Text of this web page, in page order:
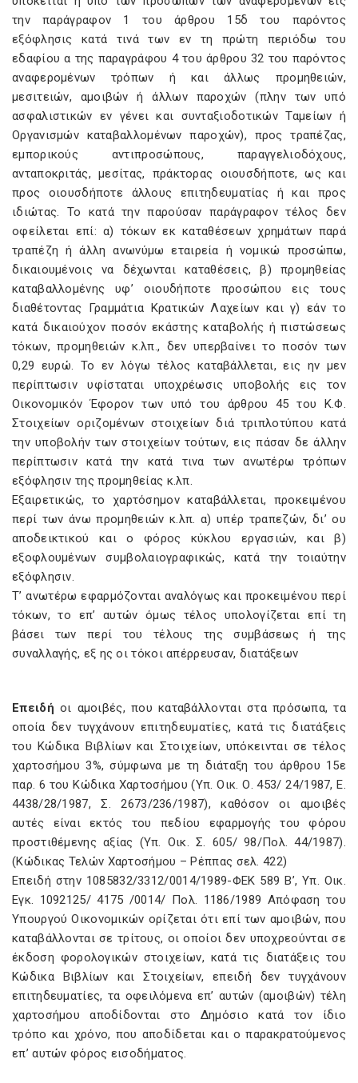
την παράγραφον 1 του άρθρου 15δ του παρόντος
εξόφλησις κατά τινά των εν τη πρώτη περιόδω του
εδαφίου α της παραγράφου 4 του άρθρου 32 του παρόντος
αναφερομένων τρόπων ή και άλλως προμηθειών,
μεσιτειών, αμοιβών ή άλλων παροχών (πλην των υπό
ασφαλιστικών εν γένει και συνταξιοδοτικών Ταμείων ή
Οργανισμών καταβαλλομένων παροχών), προς τραπέζας,
εμπορικούς αντιπροσώπους, παραγγελιοδόχους,
ανταποκριτάς, μεσίτας, πράκτορας οιουσδήποτε, ως και
προς οιουσδήποτε άλλους επιτηδευματίας ή και προς
ιδιώτας. Το κατά την παρούσαν παράγραφον τέλος δεν
οφείλεται επί: α) τόκων εκ καταθέσεων χρημάτων παρά
τραπέζη ή άλλη ανωνύμω εταιρεία ή νομικώ προσώπω,
δικαιουμένοις να δέχωνται καταθέσεις, β) προμηθείας
καταβαλλομένης υφ’ οιουδήποτε προσώπου εις τους
διαθέτοντας Γραμμάτια Κρατικών Λαχείων και γ) εάν το
κατά δικαιούχον ποσόν εκάστης καταβολής ή πιστώσεως
τόκων, προμηθειών κ.λπ., δεν υπερβαίνει το ποσόν των
0,29 ευρώ. Το εν λόγω τέλος καταβάλλεται, εις ην μεν
περίπτωσιν υφίσταται υποχρέωσις υποβολής εις τον
Οικονομικόν Έφορον των υπό του άρθρου 45 του Κ.Φ.
Στοιχείων οριζομένων στοιχείων διά τριπλοτύπου κατά
την υποβολήν των στοιχείων τούτων, εις πάσαν δε άλλην
περίπτωσιν κατά την κατά τινα των ανωτέρω τρόπων
εξόφλησιν της προμηθείας κ.λπ.
Εξαιρετικώς, το χαρτόσημον καταβάλλεται, προκειμένου
περί των άνω προμηθειών κ.λπ. α) υπέρ τραπεζών, δι’ ου
αποδεικτικού και ο φόρος κύκλου εργασιών, και β)
εξοφλουμένων συμβολαιογραφικώς, κατά την τοιαύτην
εξόφλησιν.
Τ’ ανωτέρω εφαρμόζονται αναλόγως και προκειμένου περί
τόκων, το επ’ αυτών όμως τέλος υπολογίζεται επί τη
βάσει των περί του τέλους της συμβάσεως ή της
συναλλαγής, εξ ης οι τόκοι απέρρευσαν, διατάξεων
Επειδή οι αμοιβές, που καταβάλλονται στα πρόσωπα, τα
οποία δεν τυγχάνουν επιτηδευματίες, κατά τις διατάξεις
του Κώδικα Βιβλίων και Στοιχείων, υπόκεινται σε τέλος
χαρτοσήμου 3%, σύμφωνα με τη διάταξη του άρθρου 15ε
παρ. 6 του Κώδικα Χαρτοσήμου (Υπ. Οικ. Ο. 453/ 24/1987, Ε.
4438/28/1987, Σ. 2673/236/1987), καθόσον οι αμοιβές
αυτές είναι εκτός του πεδίου εφαρμογής του φόρου
προστιθέμενης αξίας (Υπ. Οικ. Σ. 605/ 98/Πολ. 44/1987).
(Κώδικας Τελών Χαρτοσήμου – Ρέππας σελ. 422)
Επειδή στην 1085832/3312/0014/1989-ΦΕΚ 589 Β’, Υπ. Οικ.
Εγκ. 1092125/ 4175 /0014/ Πολ. 1186/1989 Απόφαση του
Υπουργού Οικονομικών ορίζεται ότι επί των αμοιβών, που
καταβάλλονται σε τρίτους, οι οποίοι δεν υποχρεούνται σε
έκδοση φορολογικών στοιχείων, κατά τις διατάξεις του
Κώδικα Βιβλίων και Στοιχείων, επειδή δεν τυγχάνουν
επιτηδευματίες, τα οφειλόμενα επ’ αυτών (αμοιβών) τέλη
χαρτοσήμου αποδίδονται στο Δημόσιο κατά τον ίδιο
τρόπο και χρόνο, που αποδίδεται και ο παρακρατούμενος
επ’ αυτών φόρος εισοδήματος.